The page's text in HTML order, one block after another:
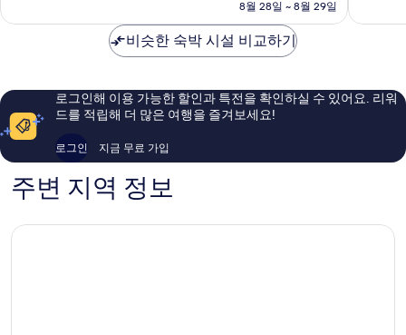
산
올
타
운
스
라
매
해
이
용
1,003
금
₩166,127
8월 28일 ~ 8월 29일
리
타
운
훌
이
용
비슷한 숙박 시설 비교하기
로그인해 이용 가능한 할인과 특전을 확인하실 수 있어요. 리워
드를 적립해 더 많은 여행을 즐겨보세요!
로그인 지금 무료 가입
주변 지역 정보